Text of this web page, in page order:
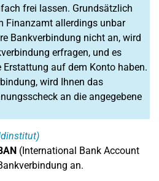
frei lassen. Grundsätzlich
Finanzamt allerdings unbar
Bankverbindung nicht an, wird
erfragen, und es
Erstattung auf dem Konto haben.
wird Ihnen das
an die angegebene
(International Bank Account
an.